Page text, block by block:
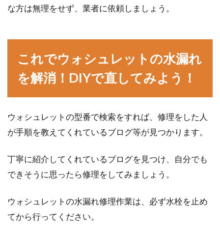
な方は無理をせず、業者に依頼しましょう。
これでウォシュレットの水漏れ
を解消！DIYで直してみよう！
ウォシュレットの型番で検索をすれば、修理をした人
が手順を教えてくれているブログ等が見つかります。
丁寧に紹介してくれているブログを見つけ、自分でも
できそうに思ったら修理をしてみましょう。
ウォシュレットの水漏れ修理作業は、必ず水栓を止め
てから行ってください。